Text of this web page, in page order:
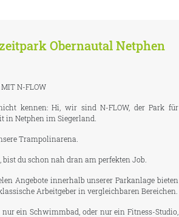
Obernautal Netphen
MIT N-FLOW
kennen: Hi, wir sind N-FLOW, der Park für
in Netphen im Siegerland.
Trampolinarena.
du schon nah dran am perfekten Job.
Angebote innerhalb unserer Parkanlage bieten
Arbeitgeber in vergleichbaren Bereichen.
ein Schwimmbad, oder nur ein Fitness-Studio,